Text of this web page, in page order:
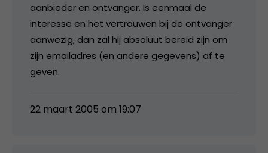
aanbieder en ontvanger. Is eenmaal de
interesse en het vertrouwen bij de ontvanger
aanwezig, dan zal hij absoluut bereid zijn om
zijn emailadres (en andere gegevens) af te
geven.
22 maart 2005 om 19:07